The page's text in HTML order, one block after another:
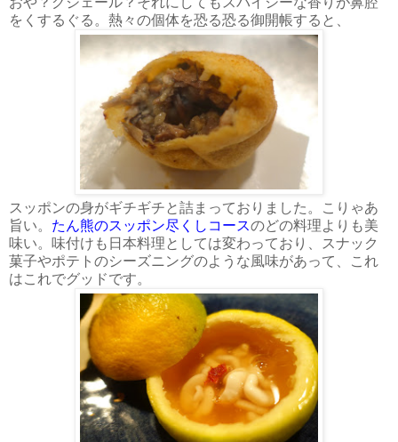
をくするぐる。熱々の個体を恐る恐る御開帳すると、
スッポンの身がギチギチと詰まっておりました。こりゃあ
旨い。 たん熊のスッポン尽くしコースのどの料理よりも美
味い。味付けも日本料理としては変わっており、スナック
菓子やポテトのシーズニングのような風味があって、これ
はこれでグッドです。